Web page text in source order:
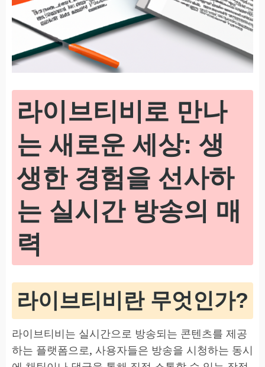
라이브티비로 만나
는 새로운 세상: 생
생한 경험을 선사하
는 실시간 방송의 매
력
라이브티비란 무엇인가?
라이브티비는 실시간으로 방송되는 콘텐츠를 제공
하는 플랫폼으로, 사용자들은 방송을 시청하는 동시